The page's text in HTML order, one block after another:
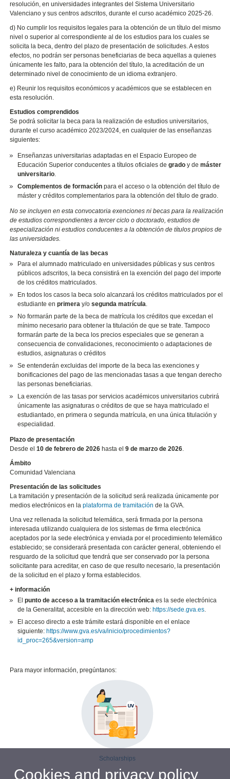
resolución, en universidades integrantes del Sistema Universitario
Valenciano y sus centros adscritos, durante el curso académico 2025-26.
d) No cumplir los requisitos legales para la obtención de un título del mismo
nivel o superior al correspondiente al de los estudios para los cuales se
solicita la beca, dentro del plazo de presentación de solicitudes. A estos
efectos, no podrán ser personas beneficiarias de beca aquellas a quienes
únicamente les falto, para la obtención del título, la acreditación de un
determinado nivel de conocimiento de un idioma extranjero.
e) Reunir los requisitos económicos y académicos que se establecen en
esta resolución.
Estudios comprendidos
Se podrá solicitar la beca para la realización de estudios universitarios,
durante el curso académico 2023/2024, en cualquier de las enseñanzas
siguientes:
Enseñanzas universitarias adaptadas en el Espacio Europeo de
Educación Superior conducentes a títulos oficiales degrado y demáster
universitario.
Complementos de formación para el acceso o la obtención del título de
máster y créditos complementarios para la obtención del título de grado.
No se incluyen en esta convocatoria exenciones ni becas para la realización
de estudios correspondientes a tercer ciclo o doctorado, estudios de
especialización ni estudios conducentes a la obtención de títulos propios de
las universidades.
Naturaleza y cuantía de las becas
Para el alumnado matriculado en universidades públicas y sus centros
públicos adscritos, la beca consistirá en la exención del pago del importe
de los créditos matriculados.
En todos los casos la beca solo alcanzará los créditos matriculados por el
estudiante enprimeray/osegunda matrícula.
No formarán parte de la beca de matrícula los créditos que excedan el
mínimo necesario para obtener la titulación de que se trate. Tampoco
formarán parte de la beca los precios especiales que se generan a
consecuencia de convalidaciones, reconocimiento o adaptaciones de
estudios, asignaturas o créditos
Se entenderán excluidas del importe de la beca las exenciones y
bonificaciones del pago de las mencionadas tasas a que tengan derecho
las personas beneficiarias.
La exención de las tasas por servicios académicos universitarios cubrirá
únicamente las asignaturas o créditos de que se haya matriculado el
estudiantado, en primera o segunda matrícula, en una única titulación y
especialidad.
Plazo de presentación
Desde el10 de febrero de 2026 hasta el9 de marzo de 2026.
Ámbito
Comunidad Valenciana
Presentación de las solicitudes
La tramitación y presentación de la solicitud será realizada únicamente por
medios electrónicos en laplataforma de tramitación de la GVA.
Una vez rellenada la solicitud telemática, será firmada por la persona
interesada utilizando cualquiera de los sistemas de firma electrónica
aceptados por la sede electrónica y enviada por el procedimiento telemático
establecido; se considerará presentada con carácter general, obteniendo el
resguardo de la solicitud que tendrá que ser conservado por la persona
solicitante para acreditar, en caso de que resulto necesario, la presentación
de la solicitud en el plazo y forma establecidos.
+ información
Elpunto de acceso a la tramitación electrónica es la sede electrónica
de la Generalitat, accesible en la dirección web: https://sede.gva.es.
El acceso directo a este trámite estará disponible en el enlace
siguiente: https://www.gva.es/va/inicio/procedimientos?
id_proc=265&version=amp
Para mayor información, pregúntanos:
Scholarships
Cookies and privacy policy